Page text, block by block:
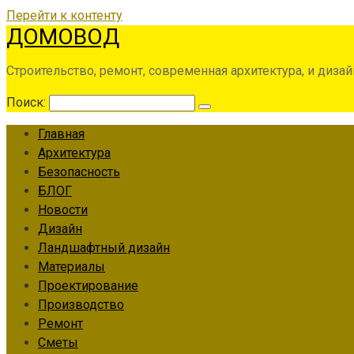
Перейти к контенту
ДОМОВОД
Строительство, ремонт, современная архитектура, и
Поиск:
Главная
Архитектура
Безопасность
БЛОГ
Новости
Дизайн
Ландшафтный дизайн
Материалы
Проектирование
Производство
Ремонт
Сметы